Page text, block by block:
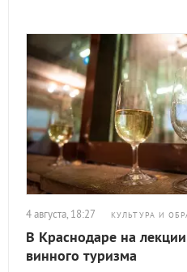
4 августа, 18:27 КУЛЬТУРА И
В Краснодаре на
винного туризма